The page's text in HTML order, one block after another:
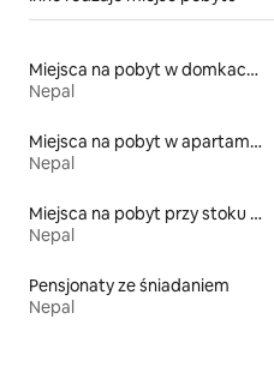
Miejsca na pobyt w domkach gościnnych
Nepal
Miejsca na pobyt w apartamentach z obsługą
Nepal
Miejsca na pobyt przy stoku narciarskim
Nepal
Pensjonaty ze śniadaniem
Nepal